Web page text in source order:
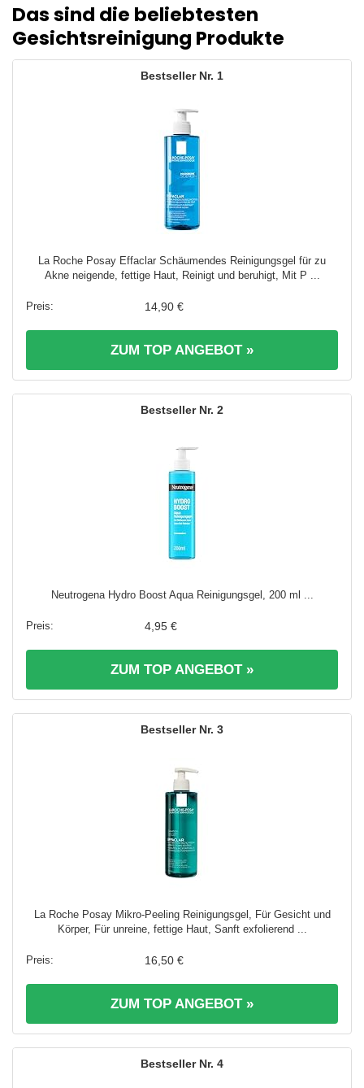
Das sind die beliebtesten
Gesichtsreinigung Produkte
1
La Roche Posay Effaclar Schäumendes Reinigungsgel für zu
Akne neigende, fettige Haut, Reinigt und beruhigt, Mit P ...
14,90 €
ZUM TOP ANGEBOT »
2
Neutrogena Hydro Boost Aqua Reinigungsgel, 200 ml ...
4,95 €
ZUM TOP ANGEBOT »
3
La Roche Posay Mikro-Peeling Reinigungsgel, Für Gesicht und
Körper, Für unreine, fettige Haut, Sanft exfolierend ...
16,50 €
ZUM TOP ANGEBOT »
4